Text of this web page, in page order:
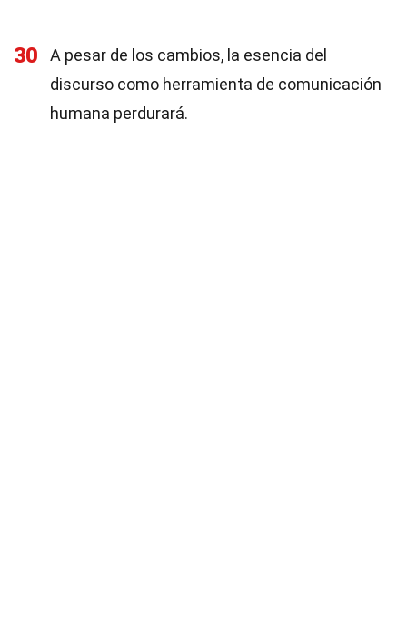
30
A pesar de los cambios, la esencia del
discurso como herramienta de comunicación
humana perdurará.